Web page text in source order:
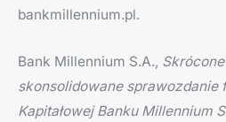
bankmillennium.pl.
Bank Millennium S.A.,
skonsolidowane sprawozdanie
Kapitałowej Banku Millennium